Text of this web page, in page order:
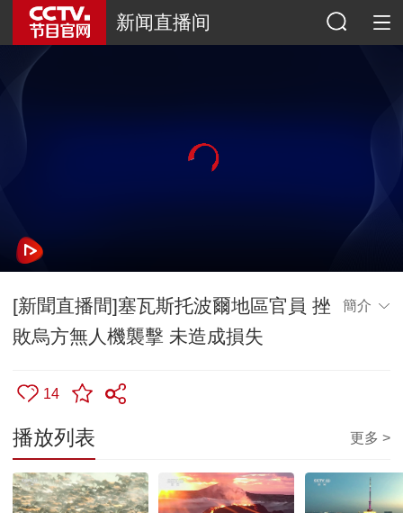
新闻直播间
[新聞直播間]塞瓦斯托波爾地區官員 挫
敗烏方無人機襲擊 未造成損失
簡介
14
播放列表 更多 >